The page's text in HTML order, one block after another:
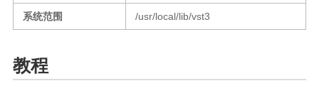
系统范围 /usr/local/lib/vst3
教程